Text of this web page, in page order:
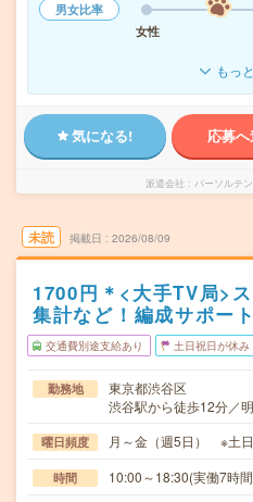
男女比率
女性
もっ
気になる! 応募
派遣会社 パーソルテ
未読 掲載日 2026/08/09
1700円＊<大手TV局>
集計など！編成サポー
交通費別途支給あり 土日祝日が休み
勤務地
東京都渋谷区
渋谷駅から徒歩12分／
曜日頻度 月～金（週5日） ※土日
時間 10:00～18:30(実働7時